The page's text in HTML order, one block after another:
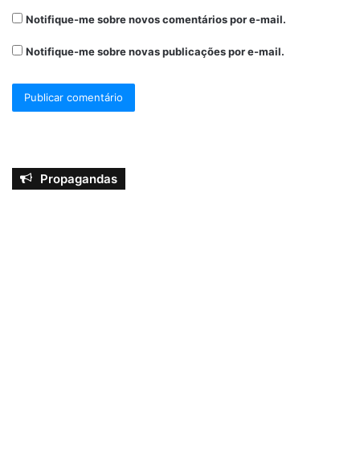
Notifique-me sobre novos comentários por e-mail.
Notifique-me sobre novas publicações por e-mail.
Propagandas